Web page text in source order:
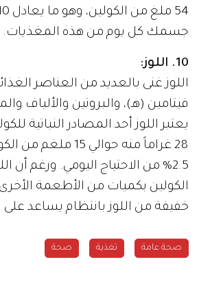
جسمك كل يوم من هذه المغذيات.
10. اللوز:
اللوز غنى بالعديد من العناصر
فيتامين (هـ)، والبروتين والألياف
يعتبر اللوز أحد المصادر النباتية
28 غراماً منه حوالي 15
2.5% من الاحتياج اليومي. ورغم أن
الكولين بكميات من الأطعمة
خفيفة من اللوز بانتظام يساعد على
صحة عامة تغذية صحة